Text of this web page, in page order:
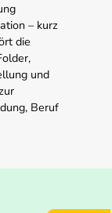
– kurz
die
und
Beruf